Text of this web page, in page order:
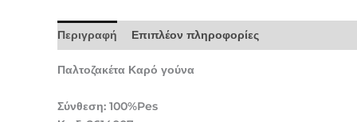
Περιγραφή Επιπλέον πληροφορίες
Παλτοζακέτα Καρό γούνα
Σύνθεση: 100%Pes